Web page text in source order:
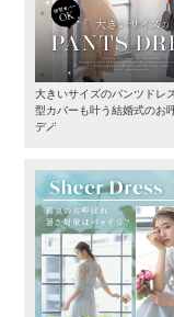
大きいサイズのパンツドレ
型カバーも叶う結婚式のお
デ🪄